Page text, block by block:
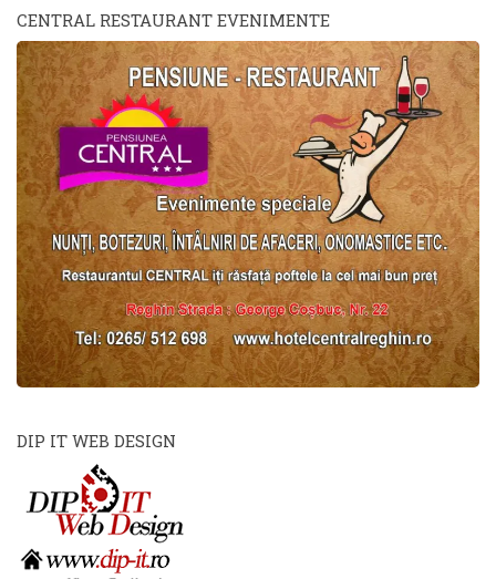
CENTRAL RESTAURANT EVENIMENTE
DIP IT WEB DESIGN